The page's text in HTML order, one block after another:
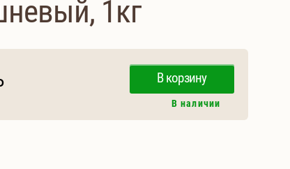
1кг
В корзину
В наличии